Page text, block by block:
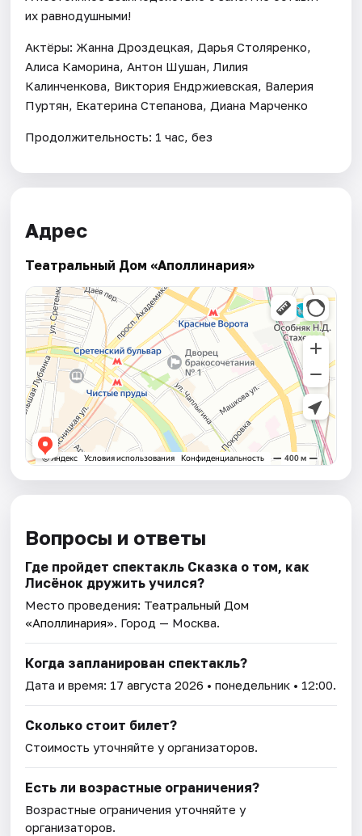
их равнодушными!
Актёры: Жанна Дроздецкая, Дарья Столяренко,
Алиса Каморина, Антон Шушан, Лилия
Калинченкова, Виктория Ендржиевская, Валерия
Пуртян, Екатерина Степанова, Диана Марченко
Продолжительность: 1 час, без
Адрес
Театральный Дом «Аполлинария»
Вопросы и ответы
Где пройдет спектакль Сказка о том, как
Лисёнок дружить учился?
Место проведения: Театральный Дом
«Аполлинария». Город — Москва.
Когда запланирован спектакль?
Дата и время: 17 августа 2026 • понедельник • 12:00.
Сколько стоит билет?
Стоимость уточняйте у организаторов.
Есть ли возрастные ограничения?
Возрастные ограничения уточняйте у
организаторов.